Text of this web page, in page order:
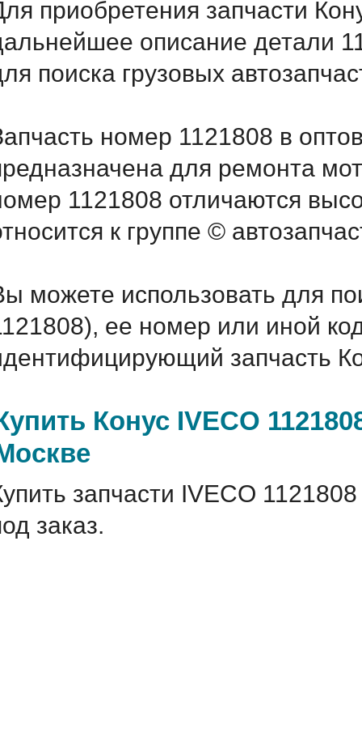
приобретения запчасти
описание детали
поиска грузовых
номер 1121808 в
для ремонта
1121808 отличаются
к группе ©
можете использовать для
ее номер или иной
запчасть
Конус IVECO
запчасти IVECO
заказ.